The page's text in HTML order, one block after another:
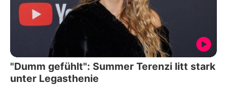
"Dumm gefühlt": Summer Terenzi litt stark
unter Legasthenie